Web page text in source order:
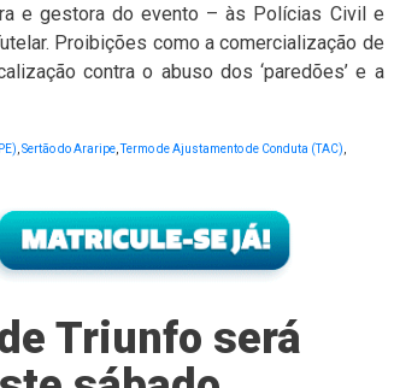
e gestora do evento – às Polícias Civil e
Proibições como a comercialização de
contra o abuso dos ‘paredões’ e a
Sertão do Araripe,Termo de Ajustamento de Conduta (TAC)
Triunfo será